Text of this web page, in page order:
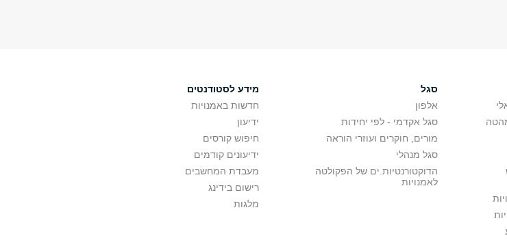
סגל
אלפון
סגל אקדמי - לפי יחידות
מורים, חוקרים ועוזרי הוראה
סגל מנהלי
הדוקטורנטיות.ים של הפקולטה
לאמנויות
מידע לסטודנטים
חדשות באמנויות
ידיעון
חיפוש קורסים
ידיעונים קודמים
מעבדת המחשבים
רישום בידינג
מלגות